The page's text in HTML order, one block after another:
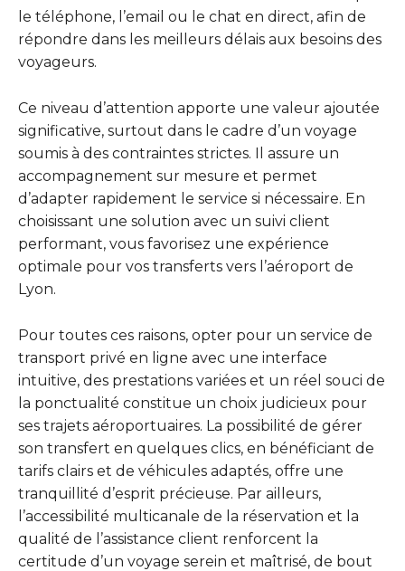
le téléphone, l’email ou le chat en direct, afin de
répondre dans les meilleurs délais aux besoins des
voyageurs.
Ce niveau d’attention apporte une valeur ajoutée
significative, surtout dans le cadre d’un voyage
soumis à des contraintes strictes. Il assure un
accompagnement sur mesure et permet
d’adapter rapidement le service si nécessaire. En
choisissant une solution avec un suivi client
performant, vous favorisez une expérience
optimale pour vos transferts vers l’aéroport de
Lyon.
Pour toutes ces raisons, opter pour un service de
transport privé en ligne avec une interface
intuitive, des prestations variées et un réel souci de
la ponctualité constitue un choix judicieux pour
ses trajets aéroportuaires. La possibilité de gérer
son transfert en quelques clics, en bénéficiant de
tarifs clairs et de véhicules adaptés, offre une
tranquillité d’esprit précieuse. Par ailleurs,
l’accessibilité multicanale de la réservation et la
qualité de l’assistance client renforcent la
certitude d’un voyage serein et maîtrisé, de bout